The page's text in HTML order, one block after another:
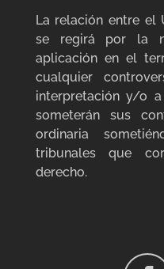
La relación entre el
se regirá por la
aplicación en el
cualquier
interpretación y/o
someterán sus
ordinaria
tribunales que
derecho.